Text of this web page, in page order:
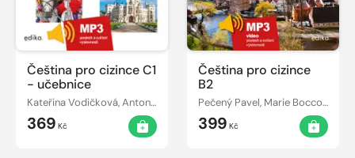
Čeština pro cizince C1
- učebnice
Kateřina Vodičková, Antoni Ludwicki, kolektiv, Marie Boccou Kestřánková
369 Kč
Čeština pro cizince
B2
Pečený Pavel, Marie Boccou Kestřánková, Dagmar Štěpánková, Pavel Pečený, Kateřina Hlínová Upton
399 Kč